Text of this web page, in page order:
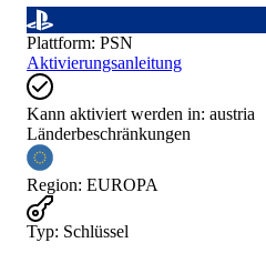
Plattform: PSN
Aktivierungsanleitung
Kann aktiviert werden in: austria
Länderbeschränkungen
Region: EUROPA
Typ: Schlüssel